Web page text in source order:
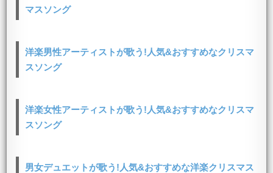
マスソング
洋楽男性アーティストが歌う!人気&おすすめなクリスマ
スソング
洋楽女性アーティストが歌う!人気&おすすめなクリスマ
スソング
男女デュエットが歌う!人気&おすすめな洋楽クリスマス